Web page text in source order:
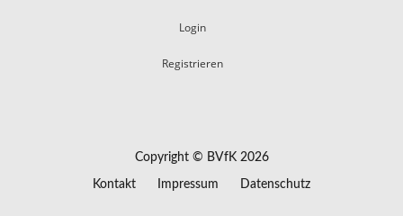
Login
Registrieren
Copyright © BVfK 2026
Kontakt Impressum Datenschutz